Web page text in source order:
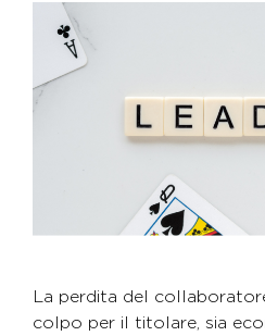
La perdita del
colpo per il titolare, sia